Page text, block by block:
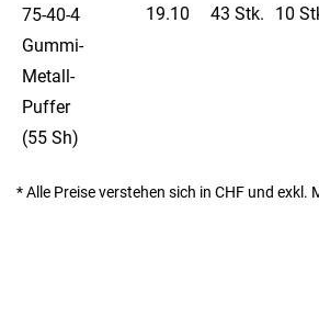
75-40-4
Gummi-
Metall-
Puffer
(55 Sh)
19.10 43 Stk. 10
* Alle Preise verstehen sich in CHF und exkl.